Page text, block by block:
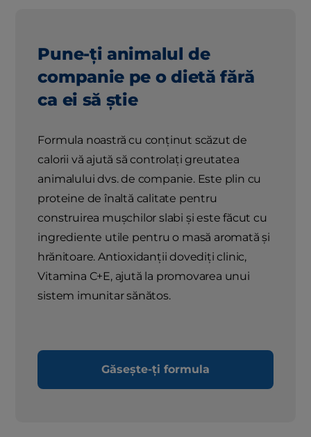
Pune-ți animalul de
companie pe o dietă fără
ca ei să știe
Formula noastră cu conținut scăzut de
calorii vă ajută să controlați greutatea
animalului dvs. de companie. Este plin cu
proteine ​​de înaltă calitate pentru
construirea mușchilor slabi și este făcut cu
ingrediente utile pentru o masă aromată și
hrănitoare. Antioxidanții dovediți clinic,
Vitamina C+E, ajută la promovarea unui
sistem imunitar sănătos.
Găsește-ți formula